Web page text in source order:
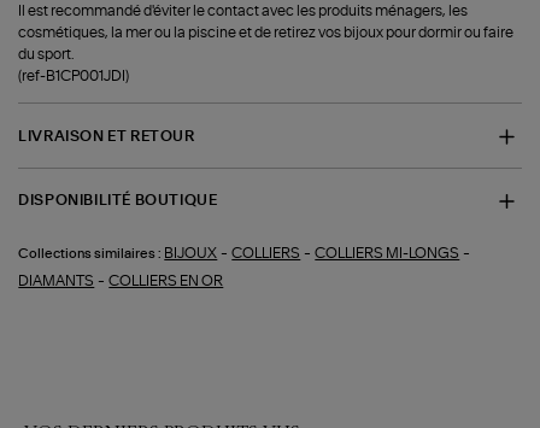
Il est recommandé d'éviter le contact avec les produits ménagers, les
cosmétiques, la mer ou la piscine et de retirez vos bijoux pour dormir ou faire
du sport.
(ref-B1CP001JDI)
LIVRAISON ET RETOUR
DISPONIBILITÉ BOUTIQUE
Collections similaires : BIJOUX -COLLIERS -COLLIERS MI-LONGS -
DIAMANTS -COLLIERS EN OR